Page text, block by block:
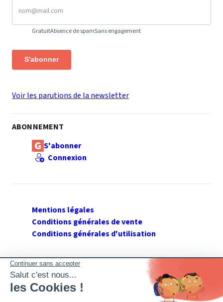
GratuitAbsence de spamSans engagement
S'abonner
Voir les parutions de la newsletter
ABONNEMENT
S'abonner
Connexion
Mentions légales
Conditions générales de vente
Conditions générales d'utilisation
SUIVEZ GERANT DE SARL